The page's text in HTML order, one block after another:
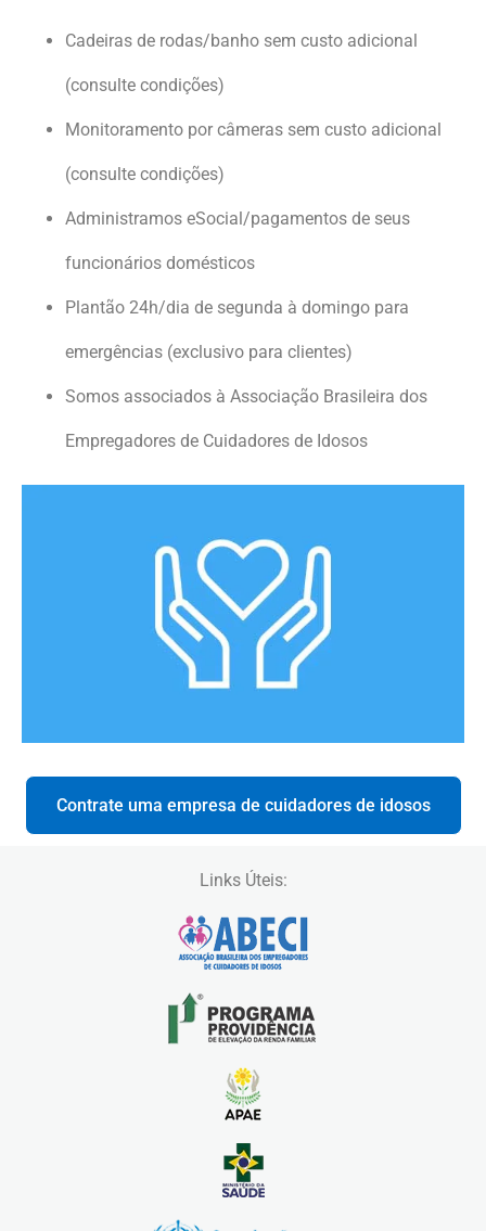
Cadeiras de rodas/banho sem custo adicional
(consulte condições)
Monitoramento por câmeras sem custo adicional
(consulte condições)
Administramos eSocial/pagamentos de seus
funcionários domésticos
Plantão 24h/dia de segunda à domingo para
emergências (exclusivo para clientes)
Somos associados à Associação Brasileira dos
Empregadores de Cuidadores de Idosos
Contrate uma empresa de cuidadores de idosos
Links Úteis: